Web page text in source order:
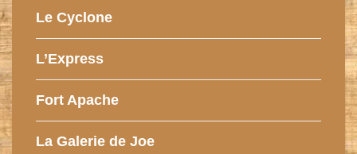
Le Cyclone
L’Express
Fort Apache
La Galerie de Joe